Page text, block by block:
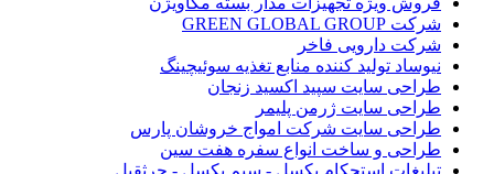
شرکت GREEN GLOBAL GROUP
شرکت دارویی فاخر
نیوساد تولید کننده منابع تغذیه سوئیچینگ
طراحی سایت سپید اکسید زنجان
طراحی سایت ژرمن پلیمر
طراحی سایت شرکت امواج خروشان پارس
طراحی و ساخت انواع سفره هفت سین